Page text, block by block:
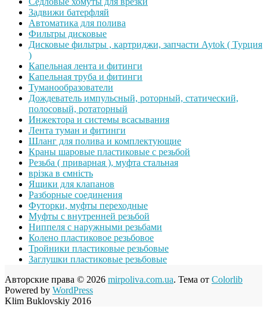
Задвижи батерфляй
Автоматика для полива
Фильтры дисковые
Дисковые фильтры , картриджи, запчасти Aytok ( Турция
)
Капельная лента и фитинги
Капельная труба и фитинги
Туманообразователи
Дождеватель импульсный, роторный, статический,
полосовый, ротаторный
Инжектора и системы всасывания
Лента туман и фитинги
Шланг для полива и комплектующие
Краны шаровые пластиковые с резьбой
Резьба ( приварная ), муфта стальная
врізка в ємність
Ящики для клапанов
Разборные соединения
Футорки, муфты переходные
Муфты с внутренней резьбой
Ниппеля с наружными резьбами
Колено пластиковое резьбовое
Тройники пластиковые резьбовые
Заглушки пластиковые резьбовые
Авторские права © 2026 mirpoliva.com.ua. Тема от Colorlib
Powered by WordPress
Klim Buklovskiy 2016